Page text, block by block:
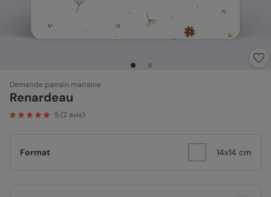
Demande parrain marraine
Renardeau
5(2 avis)
Format 14x14 cm